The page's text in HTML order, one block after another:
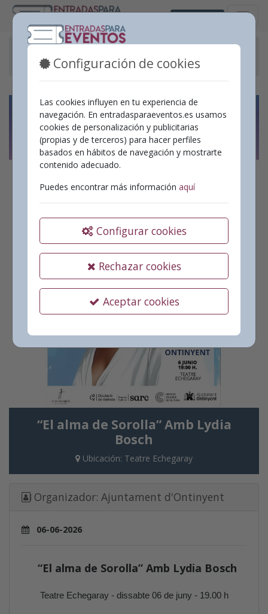
Configuración de cookies
Las cookies influyen en tu experiencia de
navegación. En entradasparaeventos.es usamos
cookies de personalización y publicitarias
(propias y de terceros) para hacer perfiles
basados en hábitos de navegación y mostrarte
contenido adecuado.
Puedes encontrar más información aquí
Configurar cookies
Rechazar cookies
Aceptar cookies
Castellano
“El alma de Sorolla” Amb Lydia Bosch
“El alma de Sorolla” Amb Lydia
Bosch
Ubicación: Teatre Echegaray
Organizador: Ajuntament d'Ontinyent
06-06-2026
“El alma de Sorolla” Amb Lydia Bosch
Teatre Echegaray - dissabte 06 de juny - 19.00 h